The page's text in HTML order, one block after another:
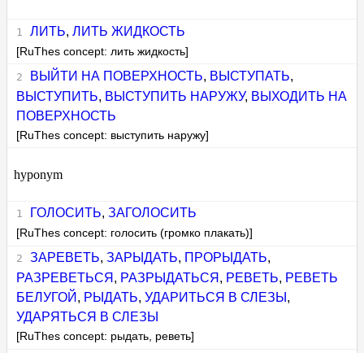
ЛИТЬ, ЛИТЬ ЖИДКОСТЬ
[RuThes concept: лить жидкость]
ВЫЙТИ НА ПОВЕРХНОСТЬ, ВЫСТУПАТЬ,
ВЫСТУПИТЬ, ВЫСТУПИТЬ НАРУЖУ, ВЫХОДИТЬ НА
ПОВЕРХНОСТЬ
[RuThes concept: выступить наружу]
hyponym
ГОЛОСИТЬ, ЗАГОЛОСИТЬ
[RuThes concept: голосить (громко плакать)]
ЗАРЕВЕТЬ, ЗАРЫДАТЬ, ПРОРЫДАТЬ,
РАЗРЕВЕТЬСЯ , РАЗРЫДАТЬСЯ , РЕВЕТЬ, РЕВЕТЬ
БЕЛУГОЙ , РЫДАТЬ,УДАРИТЬСЯ В СЛЕЗЫ ,
УДАРЯТЬСЯ В СЛЕЗЫ
[RuThes concept: рыдать, реветь]